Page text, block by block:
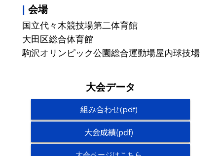
会場
国立代々木競技場第二体育館
大田区総合体育館
駒沢オリンピック公園総合運動場屋内球技場
大会データ
組み合わせ(pdf)
大会成績(pdf)